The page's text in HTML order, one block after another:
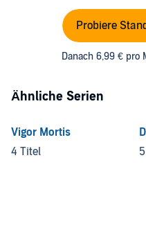
Probiere
Danach 6,99 € pro
Ähnliche Serien
Vigor Mortis
4 Titel